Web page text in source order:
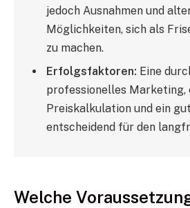
jedoch Ausnahmen und
Möglichkeiten, sich als
zu machen.
Erfolgsfaktoren: Eine
professionelles Marketing,
Preiskalkulation und ein
entscheidend für den
Welche